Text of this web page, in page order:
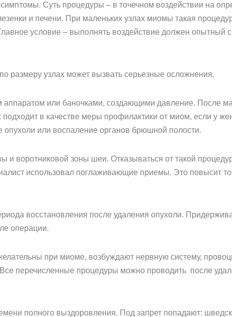
Суть процедуры – в точечном воздействии на
и печени. При маленьких узлах миомы такая
условие – выполнять воздействие должен опытный
размеру узлах может вызвать серьезные осложнения.
или баночками, создающими давление. После
подходит в качестве меры профилактики от миом, если у
опухоли или воспаление органов брюшной полости.
и воротниковой зоны шеи. Отказываться от такой
использовал поглаживающие приемы. Это повысит
восстановления после удаления опухоли.
операции.
при миоме, возбуждают нервную систему,
перечисленные процедуры можно проводить после
полного выздоровления. Под запрет попадают: